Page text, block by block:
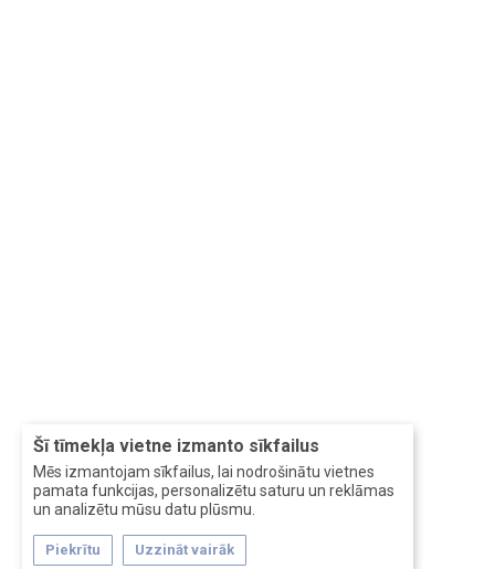
Šī tīmekļa vietne izmanto sīkfailus
Mēs izmantojam sīkfailus, lai nodrošinātu vietnes
pamata funkcijas, personalizētu saturu un reklāmas
un analizētu mūsu datu plūsmu.
Piekrītu Uzzināt vairāk